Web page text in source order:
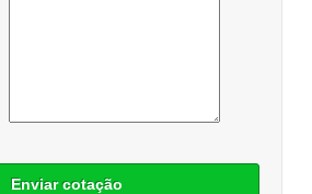
Enviar cotação